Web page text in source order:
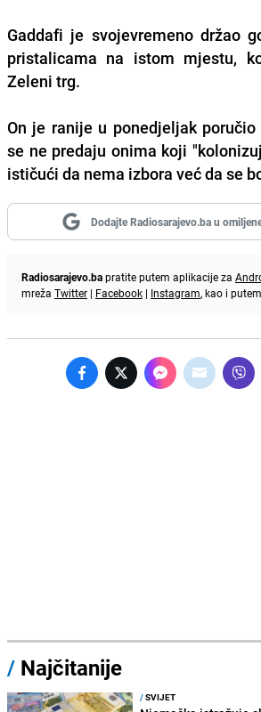
Gaddafi je svojevremeno držao
pristalicama na istom mjestu,
Zeleni trg.
On je ranije u ponedjeljak
se ne predaju onima koji
ističući da nema izbora već da se
Dodajte Radiosarajevo.ba u
Radiosarajevo.bapratite putem aplikacije za
mreža Twitter | Facebook | Instagram, kao i
/ Najčitanije
/SVIJET